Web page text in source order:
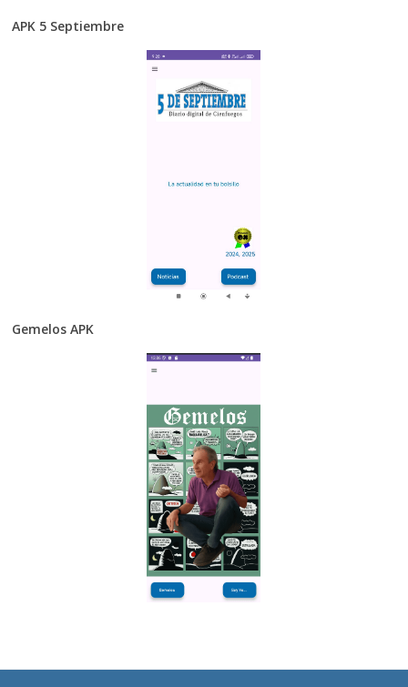
APK 5 Septiembre
Gemelos APK